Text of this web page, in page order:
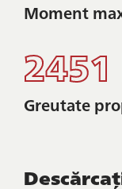
Moment
Greutate